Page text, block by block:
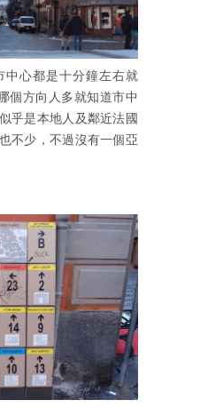
中心都是十分鐘左右就
個方向人多就知道市中
乎是本地人及鄰近法國
不少，不過沒有一個亞